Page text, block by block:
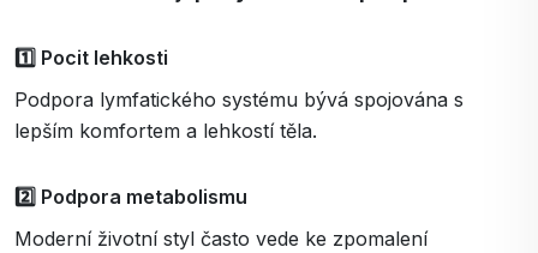
1️⃣ Pocit lehkosti
Podpora lymfatického systému bývá spojována s
lepším komfortem a lehkostí těla.
2️⃣ Podpora metabolismu
Moderní životní styl často vede ke zpomalení